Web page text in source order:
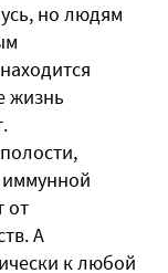
но людям
жизнь
от
А
к любой